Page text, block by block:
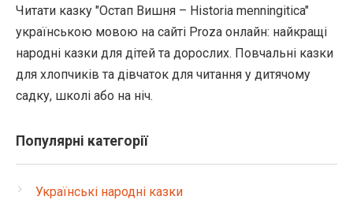
Читати казку "Остап Вишня – Historia menningitica"
українською мовою на сайті Proza онлайн: найкращі
народні казки для дітей та дорослих. Повчальні казки
для хлопчиків та дівчаток для читання у дитячому
садку, школі або на ніч.
Популярні категорії
Українські народні казки